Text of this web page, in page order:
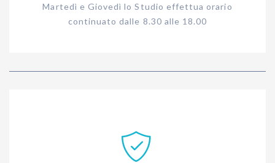
Martedì e Giovedì lo Studio effettua orario
continuato dalle 8.30 alle 18.00